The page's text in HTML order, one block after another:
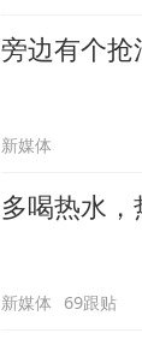
旁边有个
新媒体
多喝热水，
新媒体 69跟贴